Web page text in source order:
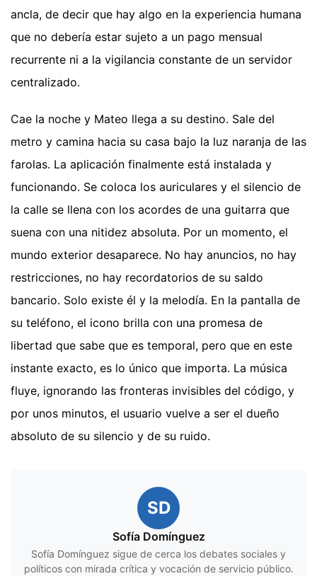
ancla, de decir que hay algo en la experiencia humana
que no debería estar sujeto a un pago mensual
recurrente ni a la vigilancia constante de un servidor
centralizado.
Cae la noche y Mateo llega a su destino. Sale del
metro y camina hacia su casa bajo la luz naranja de las
farolas. La aplicación finalmente está instalada y
funcionando. Se coloca los auriculares y el silencio de
la calle se llena con los acordes de una guitarra que
suena con una nitidez absoluta. Por un momento, el
mundo exterior desaparece. No hay anuncios, no hay
restricciones, no hay recordatorios de su saldo
bancario. Solo existe él y la melodía. En la pantalla de
su teléfono, el icono brilla con una promesa de
libertad que sabe que es temporal, pero que en este
instante exacto, es lo único que importa. La música
fluye, ignorando las fronteras invisibles del código, y
por unos minutos, el usuario vuelve a ser el dueño
absoluto de su silencio y de su ruido.
SD
Sofía Domínguez
Sofía Domínguez sigue de cerca los debates sociales y
políticos con mirada crítica y vocación de servicio público.